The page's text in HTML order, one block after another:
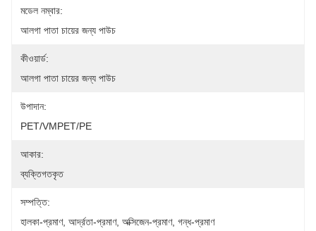
মডেল নম্বার:
আলগা পাতা চায়ের জন্য পাউচ
কীওয়ার্ড:
আলগা পাতা চায়ের জন্য পাউচ
উপাদান:
PET/VMPET/PE
আকার:
ব্যক্তিগতকৃত
সম্পত্তি:
হালকা-প্রমাণ, আর্দ্রতা-প্রমাণ, অক্সিজেন-প্রমাণ, গন্ধ-প্রমাণ